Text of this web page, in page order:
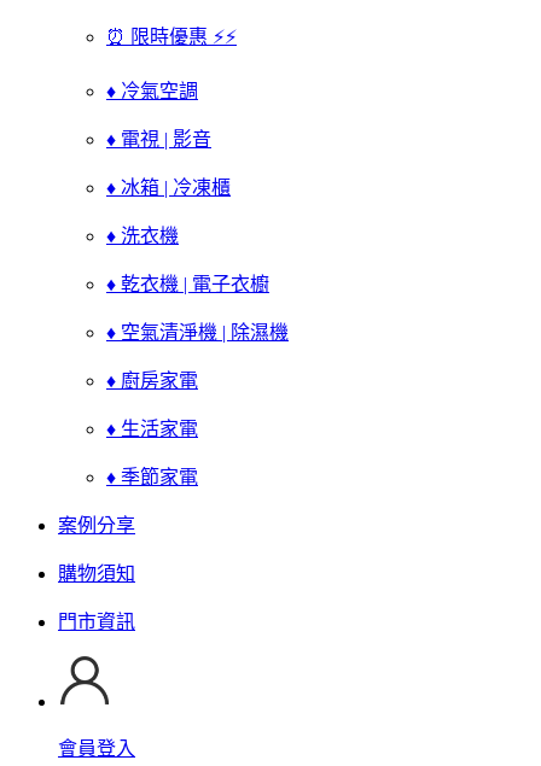
⏰ 限時優惠 ⚡⚡
♦ 冷氣空調
♦ 電視 | 影音
♦ 冰箱 | 冷凍櫃
♦ 洗衣機
♦ 乾衣機 | 電子衣櫥
♦ 空氣清淨機 | 除濕機
♦ 廚房家電
♦ 生活家電
♦ 季節家電
案例分享
購物須知
門市資訊
會員登入